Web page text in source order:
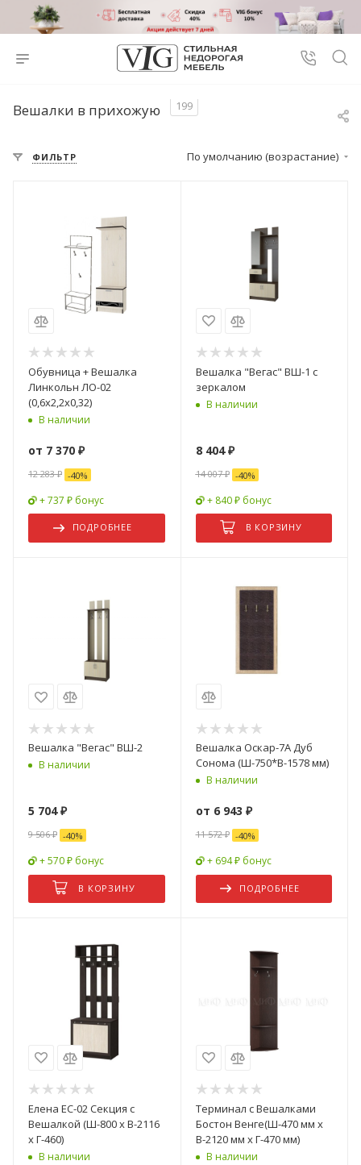
Вешалки в прихожую 199
ФИЛЬТР По умолчанию (возрастание)
Обувница + Вешалка
Линкольн ЛО-02
(0,6х2,2х0,32)
В наличии
от 7 370 ₽
12 283 ₽ -40%
+ 737 ₽ бонус
ПОДРОБНЕЕ
Вешалка "Вегас" ВШ-1 с
зеркалом
В наличии
8 404₽
14 007₽ -40%
+ 840 ₽ бонус
В КОРЗИНУ
Вешалка "Вегаc" ВШ-2
В наличии
5 704₽
9 506₽ -40%
+ 570 ₽ бонус
В КОРЗИНУ
Вешалка Оскар-7А Дуб
Сонома (Ш-750*В-1578 мм)
В наличии
от 6 943 ₽
11 572 ₽ -40%
+ 694 ₽ бонус
ПОДРОБНЕЕ
Елена ЕС-02 Cекция с
Вешалкой (Ш-800 x В-2116
x Г-460)
В наличии
Терминал с Вешалками
Бостон Венге(Ш-470 мм x
В-2120 мм x Г-470 мм)
В наличии